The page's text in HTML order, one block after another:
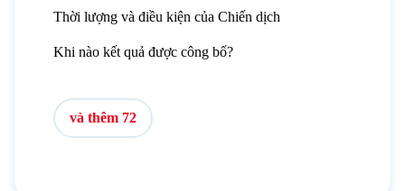
Thời lượng và điều kiện của Chiến dịch
Khi nào kết quả được công bố?
và thêm 72